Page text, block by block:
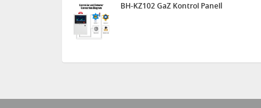
BH-KZ102 GaZ Kontrol Panelİ